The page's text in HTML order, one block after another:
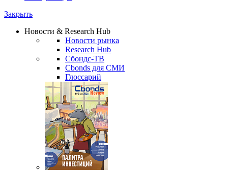
Watchlist
Сбондс Люди
Новости & Research Hub
Новости рынка
Research Hub
Сбондс-ТВ
Cbonds для СМИ
Глоссарий